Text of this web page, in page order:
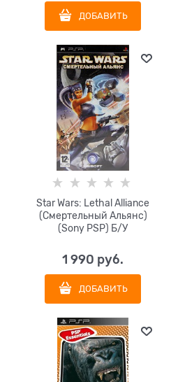
ДОБАВИТЬ
Star Wars: Lethal Alliance
(Смертельный Альянс)
(Sony PSP) Б/У
1 990 руб.
ДОБАВИТЬ